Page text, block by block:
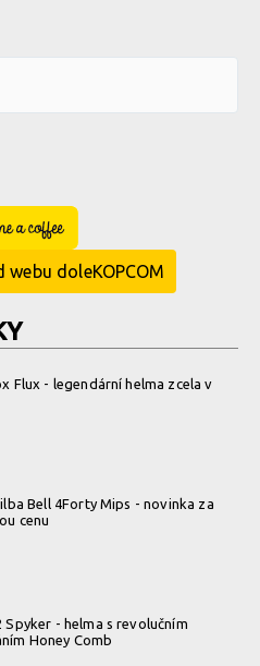
a Coffee
doleKOPCOM
Flux - legendární helma zcela v
Bell 4Forty Mips - novinka za
cenu
Spyker - helma s revolučním
Honey Comb